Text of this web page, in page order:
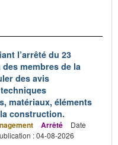
l’arrêté du 23
membres de la
des avis
matériaux, éléments
construction.
Arrêté
Date
: 04-08-2026